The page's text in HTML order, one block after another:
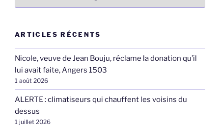
ARTICLES RÉCENTS
Nicole, veuve de Jean Bouju, réclame la donation qu’il
lui avait faite, Angers 1503
1 août 2026
ALERTE : climatiseurs qui chauffent les voisins du
dessus
1 juillet 2026